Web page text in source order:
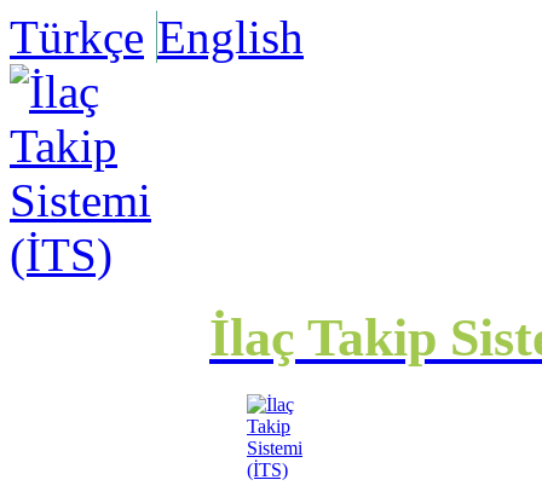
Türkçe English
İlaç Takip